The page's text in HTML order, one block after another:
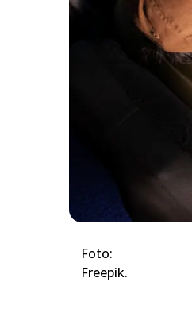
Foto:
Freepik.